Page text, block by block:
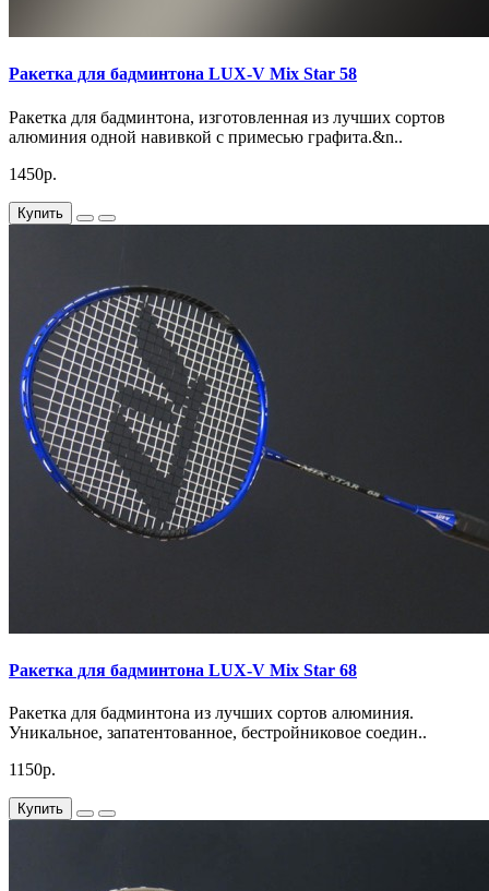
Ракетка для бадминтона LUX-V Mix Star 58
Ракетка для бадминтона, изготовленная из лучших сортов
алюминия одной навивкой с примесью графита.&n..
1450р.
Купить
Ракетка для бадминтона LUX-V Mix Star 68
Ракетка для бадминтона из лучших сортов алюминия.
Уникальное, запатентованное, бестройниковое соедин..
1150р.
Купить